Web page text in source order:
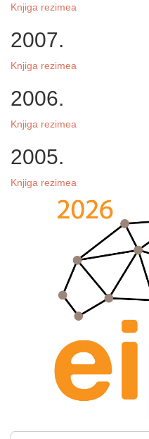
Knjiga rezimea
2007.
Knjiga rezimea
2006.
Knjiga rezimea
2005.
Knjiga rezimea